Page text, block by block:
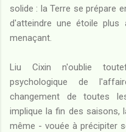
solide : la Terre se prépare
d'atteindre une étoile plus
menaçant.
Liu Cixin n'oublie
psychologique de
changement de toutes
implique la fin des saisons,
même - vouée à précipiter